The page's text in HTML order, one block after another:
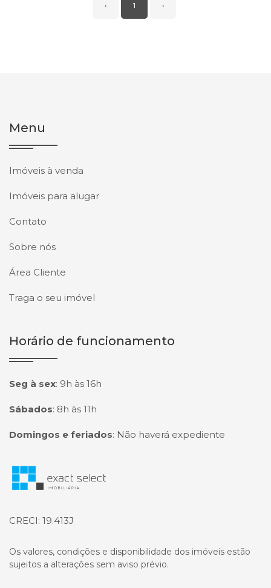
‹ 1 ›
Menu
Imóveis à venda
Imóveis para alugar
Contato
Sobre nós
Área Cliente
Traga o seu imóvel
Horário de funcionamento
Seg à sex: 9h às 16h
Sábados: 8h às 11h
Domingos e feriados: Não haverá expediente
Página inicial
CRECI: 19.413J
Os valores, condições e disponibilidade dos imóveis estão
sujeitos a alterações sem aviso prévio.